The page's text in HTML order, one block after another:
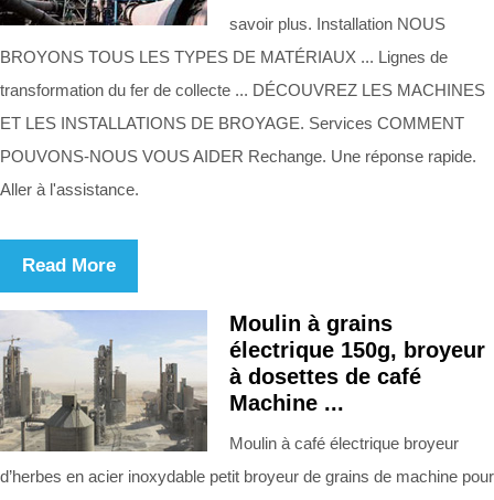
savoir plus. Installation NOUS
BROYONS TOUS LES TYPES DE MATÉRIAUX ... Lignes de
transformation du fer de collecte ... DÉCOUVREZ LES MACHINES
ET LES INSTALLATIONS DE BROYAGE. Services COMMENT
POUVONS-NOUS VOUS AIDER Rechange. Une réponse rapide.
Aller à l'assistance.
Read More
Moulin à grains
électrique 150g, broyeur
à dosettes de café
Machine ...
Moulin à café électrique broyeur
d’herbes en acier inoxydable petit broyeur de grains de machine pour